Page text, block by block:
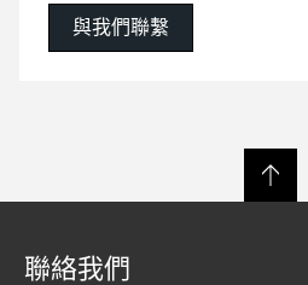
與我們聯繫
聯絡我們